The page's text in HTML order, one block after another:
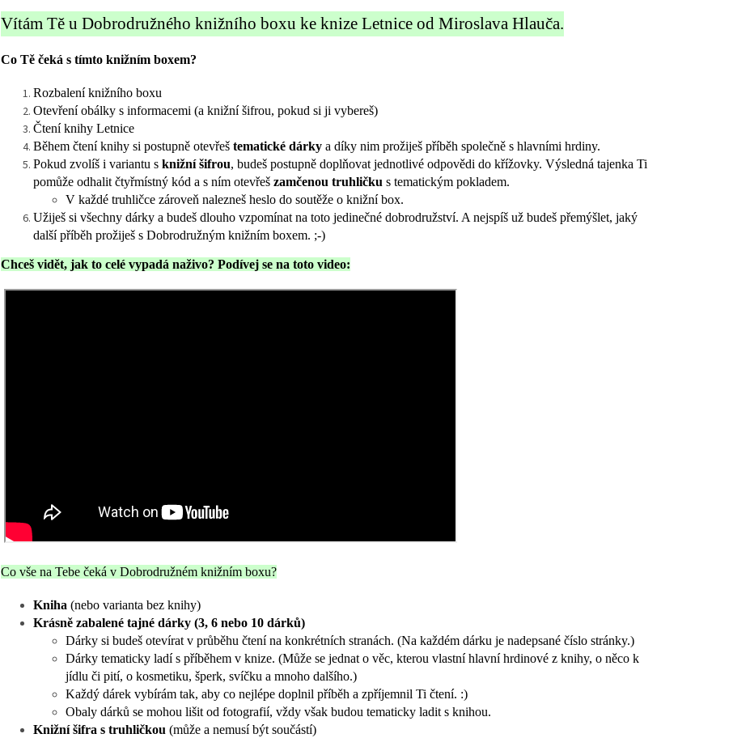
Vítám Tě u Dobrodružného knižního boxu ke knize Letnice od Miroslava Hlauča.
Co Tě čeká s tímto knižním boxem?
Rozbalení knižního boxu
Otevření obálky s informacemi (a knižní šifrou, pokud si ji vybereš)
Čtení knihy Letnice
Během čtení knihy si postupně otevřeš tematické dárky a díky nim prožiješ příběh společně s hlavními hrdiny.
Pokud zvolíš i variantu s knižní šifrou, budeš postupně doplňovat jednotlivé odpovědi do křížovky. Výsledná tajenka Ti
pomůže odhalit čtyřmístný kód a s ním otevřeš zamčenou truhličku s tematickým pokladem.
V každé truhličce zároveň nalezneš heslo do soutěže o knižní box.
Užiješ si všechny dárky a budeš dlouho vzpomínat na toto jedinečné dobrodružství. A nejspíš už budeš přemýšlet, jaký
další příběh prožiješ s Dobrodružným knižním boxem. ;-)
Chceš vidět, jak to celé vypadá naživo? Podívej se na toto video:
Co vše na Tebe čeká v Dobrodružném knižním boxu?
Kniha (nebo varianta bez knihy)
Krásně zabalené tajné dárky (3, 6 nebo 10 dárků)
Dárky si budeš otevírat v průběhu čtení na konkrétních stranách. (Na každém dárku je nadepsané číslo stránky.)
Dárky tematicky ladí s příběhem v knize. (Může se jednat o věc, kterou vlastní hlavní hrdinové z knihy, o něco k
jídlu či pití, o kosmetiku, šperk, svíčku a mnoho dalšího.)
Každý dárek vybírám tak, aby co nejlépe doplnil příběh a zpříjemnil Ti čtení. :)
Obaly dárků se mohou lišit od fotografií, vždy však budou tematicky ladit s knihou.
Knižní šifra s truhličkou (může a nemusí být součástí)